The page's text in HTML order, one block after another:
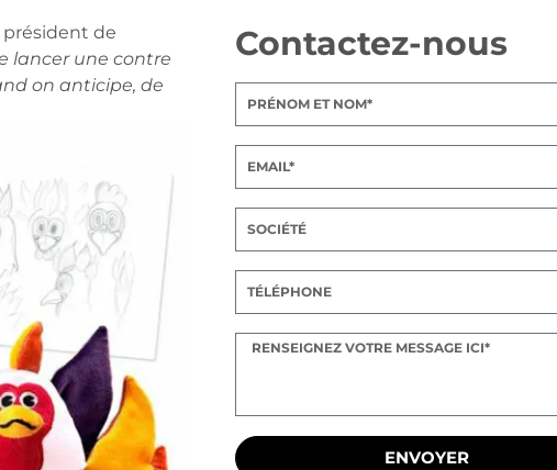
président de
lancer une contre
on anticipe, de
Contactez-nous
ENVOYER